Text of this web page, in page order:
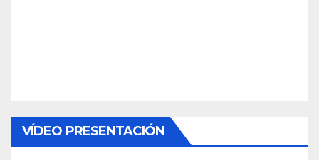
VÍDEO PRESENTACIÓN